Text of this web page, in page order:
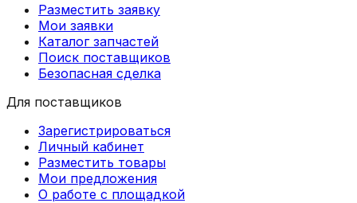
Разместить заявку
Мои заявки
Каталог запчастей
Поиск поставщиков
Безопасная сделка
Для поставщиков
Зарегистрироваться
Личный кабинет
Разместить товары
Мои предложения
О работе с площадкой